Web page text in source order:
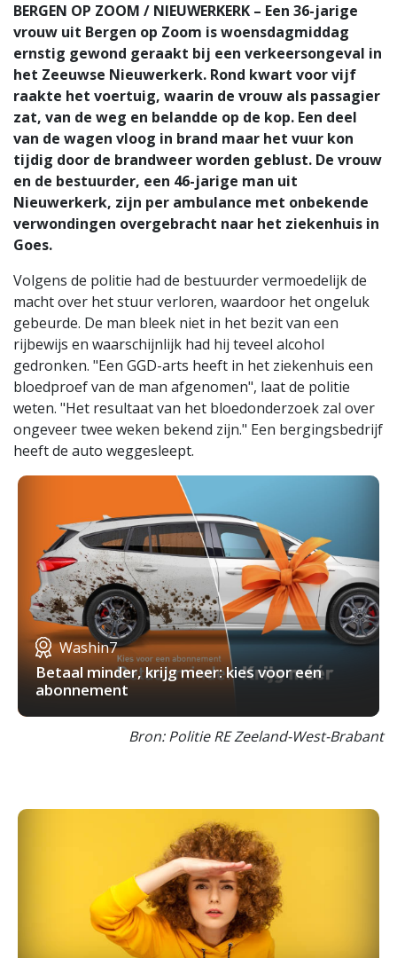
BERGEN OP ZOOM / NIEUWERKERK – Een 36-jarige
vrouw uit Bergen op Zoom is woensdagmiddag
ernstig gewond geraakt bij een verkeersongeval in
het Zeeuwse Nieuwerkerk. Rond kwart voor vijf
raakte het voertuig, waarin de vrouw als passagier
zat, van de weg en belandde op de kop. Een deel
van de wagen vloog in brand maar het vuur kon
tijdig door de brandweer worden geblust. De vrouw
en de bestuurder, een 46-jarige man uit
Nieuwerkerk, zijn per ambulance met onbekende
verwondingen overgebracht naar het ziekenhuis in
Goes.
Volgens de politie had de bestuurder vermoedelijk de
macht over het stuur verloren, waardoor het ongeluk
gebeurde. De man bleek niet in het bezit van een
rijbewijs en waarschijnlijk had hij teveel alcohol
gedronken. "Een GGD-arts heeft in het ziekenhuis een
bloedproef van de man afgenomen", laat de politie
weten. "Het resultaat van het bloedonderzoek zal over
ongeveer twee weken bekend zijn." Een bergingsbedrijf
heeft de auto weggesleept.
Washin7
Betaal minder, krijg meer: kies voor een
abonnement
Bron: Politie RE Zeeland-West-Brabant